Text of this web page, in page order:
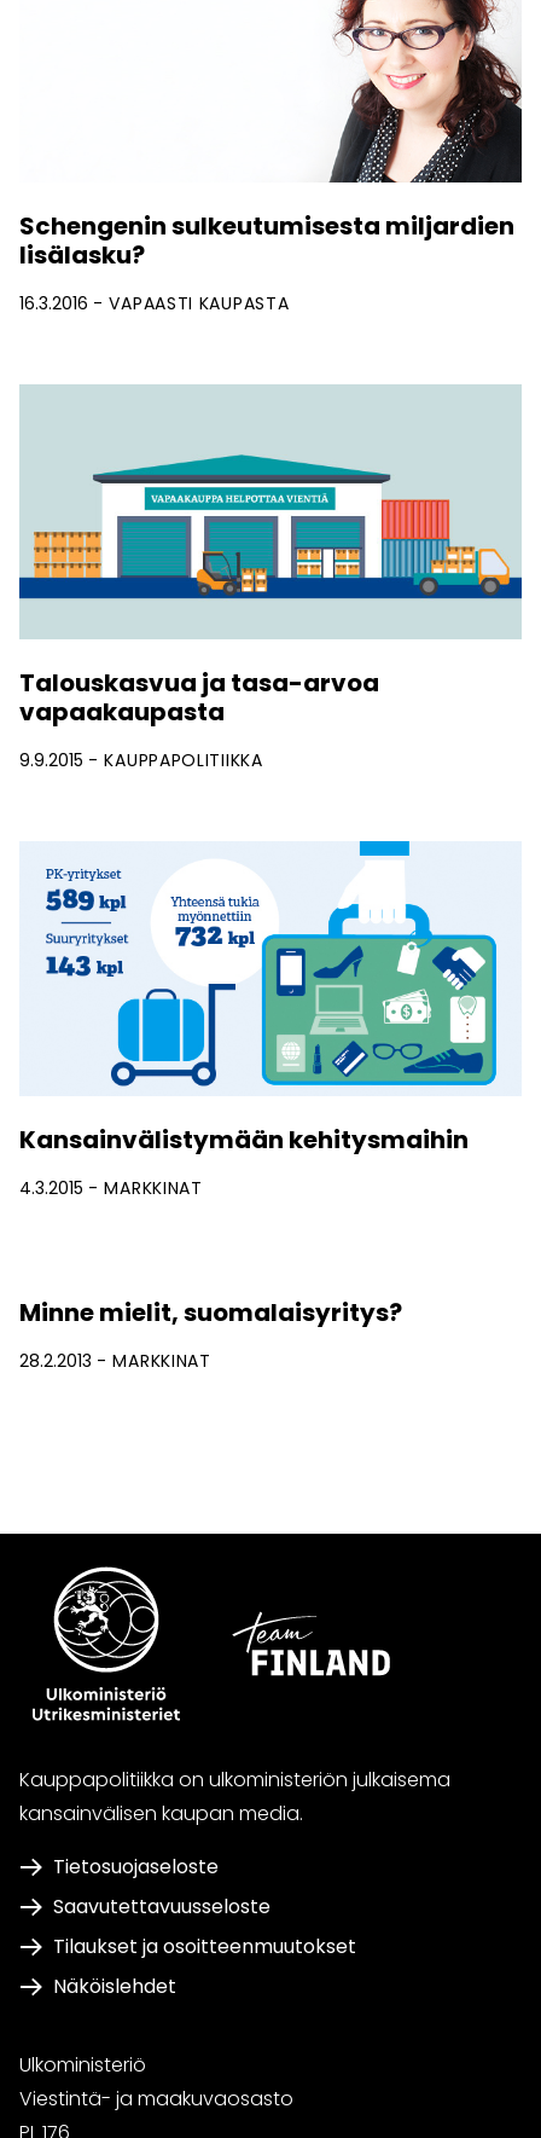
Schengenin sulkeutumisesta miljardien
lisälasku?
16.3.2016 VAPAASTI KAUPASTA
Talouskasvua ja tasa-arvoa
vapaakaupasta
9.9.2015 KAUPPAPOLITIIKKA
Kansainvälistymään kehitysmaihin
4.3.2015 MARKKINAT
Minne mielit, suomalaisyritys?
28.2.2013 MARKKINAT
Kauppapolitiikka on ulkoministeriön julkaisema
kansainvälisen kaupan media.
Tietosuojaseloste
Saavutettavuusseloste
Tilaukset ja osoitteenmuutokset
Näköislehdet
Ulkoministeriö
Viestintä- ja maakuvaosasto